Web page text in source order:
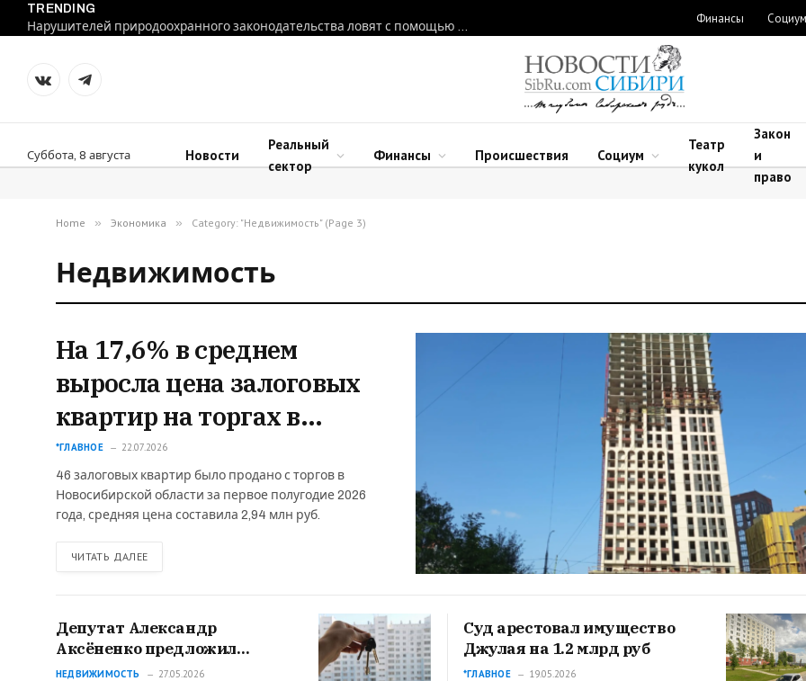
TRENDING
Нарушителей природоохранного законодательства ловят с помощью дронов в Новосибирской области
Финансы Социум
VKontakteTelegram
Суббота, 8 августа Новости
Реальный
сектор
Финансы Происшествия Социум
Театр
кукол
Закон
и
право
Home » Экономика » Category: "Недвижимость" (Page 3)
Недвижимость
На 17,6% в среднем
выросла цена залоговых
квартир на торгах в
Сибири за 6 месяцев 2026
года
*ГЛАВНОЕ 22.07.2026
46 залоговых квартир было продано с торгов в
Новосибирской области за первое полугодие 2026
года, средняя цена составила 2,94 млн руб.
ЧИТАТЬ ДАЛЕЕ
Депутат Александр
Аксёненко предложил
ввести льготную ипотеку
НЕДВИЖИМОСТЬ 27.05.2026
Суд арестовал имущество
Джулая на 1.2 млрд руб
*ГЛАВНОЕ 19.05.2026